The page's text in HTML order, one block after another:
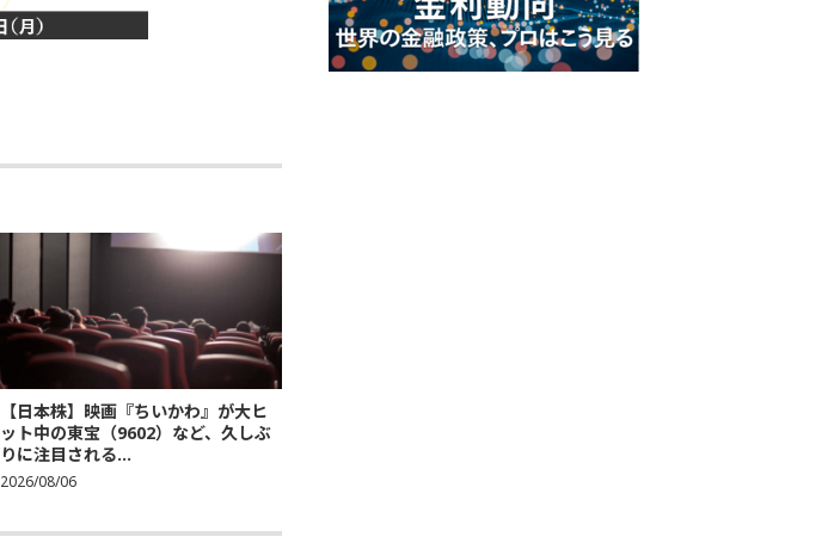
【日本株】映画『ちいかわ』が大ヒ
ット中の東宝（9602）など、久しぶ
りに注目される...
2026/08/06